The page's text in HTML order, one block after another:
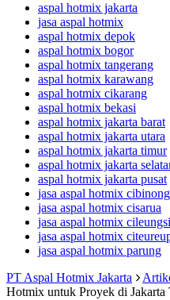
aspal hotmix jakarta
jasa aspal hotmix
aspal hotmix depok
aspal hotmix bogor
aspal hotmix tangerang
aspal hotmix karawang
aspal hotmix cikarang
aspal hotmix bekasi
aspal hotmix jakarta barat
aspal hotmix jakarta utara
aspal hotmix jakarta timur
aspal hotmix jakarta
aspal hotmix jakarta pusat
jasa aspal hotmix cibinong
jasa aspal hotmix cisarua
jasa aspal hotmix cileungsi
jasa aspal hotmix
jasa aspal hotmix parung
PT Aspal Hotmix Jakarta
Hotmix untuk Proyek di Jakarta